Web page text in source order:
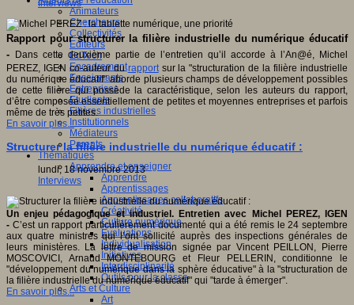
Animateurs
Chercheurs
Collectivités
Editeurs
EdTech
Encadrement
Enseignants
Entreprises
Etudiants
Filières industrielles
Institutionnels
Médiateurs
Parents
Thématiques
Apprendre et enseigner
Apprendre
Apprentissages
Apprentissages collaboratifs
Créativité
Culture numérique
Evaluations
Individualisation
Initiatives
Interdisciplinarité
Outils pour la classe
Arts et Culture
Art
Interviews
Rapport pour structurer la filière industrielle du numérique éducatif
-
Dans cette deuxième partie de l’entretien qu’il accorde à l’An@é, Michel
PEREZ, IGEN co-auteur durapportsur la "structuration de la filière industrielle
du numérique éducatif" aborde plusieurs champs de développement possibles
de cette filière qui possède la caractéristique, selon les auteurs du rapport,
d’être composée essentiellement de petites et moyennes entreprises et parfois
même de très petites.
En savoir plus...
Structurer la filière industrielle du numérique éducatif :
lundi, 18 novembre 2013
Interviews
Un enjeu pédagogique et industriel. Entretien avec Michel PEREZ, IGEN
- C’est un rapport particulièrement documenté qui a été remis le 24 septembre
aux quatre ministres qui l’ont sollicité auprès des inspections générales de
leurs ministères. La lettre de mission signée par Vincent PEILLON, Pierre
MOSCOVICI, Arnaud MONTEBOURG et Fleur PELLERIN, conditionne le
"développement du numérique dans la sphère éducative" à la "structuration de
la filière industrielle du numérique éducatif" qui "tarde à émerger".
En savoir plus...